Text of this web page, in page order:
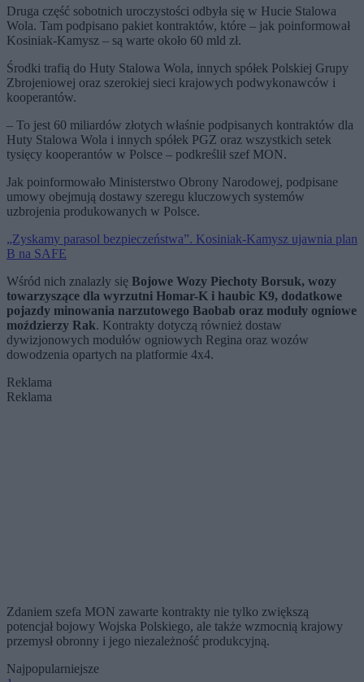
Druga część sobotnich uroczystości odbyła się w Hucie Stalowa
Wola. Tam podpisano pakiet kontraktów, które – jak poinformował
Kosiniak-Kamysz – są warte około 60 mld zł.
Środki trafią do Huty Stalowa Wola, innych spółek Polskiej Grupy
Zbrojeniowej oraz szerokiej sieci krajowych podwykonawców i
kooperantów.
– To jest 60 miliardów złotych właśnie podpisanych kontraktów dla
Huty Stalowa Wola i innych spółek PGZ oraz wszystkich setek
tysięcy kooperantów w Polsce – podkreślił szef MON.
Jak poinformowało Ministerstwo Obrony Narodowej, podpisane
umowy obejmują dostawy szeregu kluczowych systemów
uzbrojenia produkowanych w Polsce.
„Zyskamy parasol bezpieczeństwa”. Kosiniak-Kamysz ujawnia plan
B na SAFE
Wśród nich znalazły się Bojowe Wozy Piechoty Borsuk, wozy
towarzyszące dla wyrzutni Homar-K i haubic K9, dodatkowe
pojazdy minowania narzutowego Baobab oraz moduły ogniowe
moździerzy Rak. Kontrakty dotyczą również dostaw
dywizjonowych modułów ogniowych Regina oraz wozów
dowodzenia opartych na platformie 4x4.
Reklama
Reklama
Zdaniem szefa MON zawarte kontrakty nie tylko zwiększą
potencjał bojowy Wojska Polskiego, ale także wzmocnią krajowy
przemysł obronny i jego niezależność produkcyjną.
Najpopularniejsze